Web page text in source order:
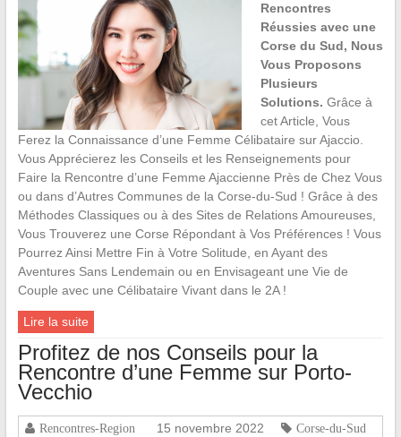
Rencontres
Réussies avec une
Corse du Sud, Nous
Vous Proposons
Plusieurs
Solutions. Grâce à
cet Article, Vous
Ferez la Connaissance d’une Femme Célibataire sur Ajaccio.
Vous Apprécierez les Conseils et les Renseignements pour
Faire la Rencontre d’une Femme Ajaccienne Près de Chez Vous
ou dans d’Autres Communes de la Corse-du-Sud ! Grâce à des
Méthodes Classiques ou à des Sites de Relations Amoureuses,
Vous Trouverez une Corse Répondant à Vos Préférences ! Vous
Pourrez Ainsi Mettre Fin à Votre Solitude, en Ayant des
Aventures Sans Lendemain ou en Envisageant une Vie de
Couple avec une Célibataire Vivant dans le 2A !
Lire la suite
Profitez de nos Conseils pour la
Rencontre d’une Femme sur Porto-
Vecchio
Rencontres-Region 15 novembre 2022
Corse-du-Sud